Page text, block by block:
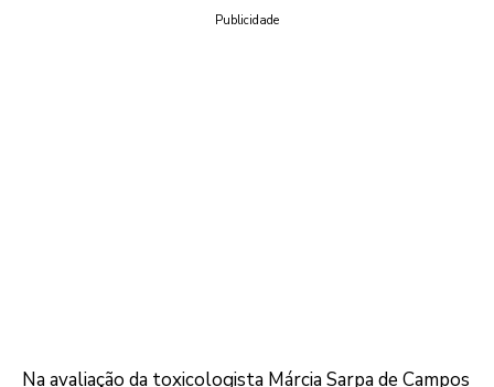
Publicidade
Na avaliação da toxicologista Márcia Sarpa de Campos